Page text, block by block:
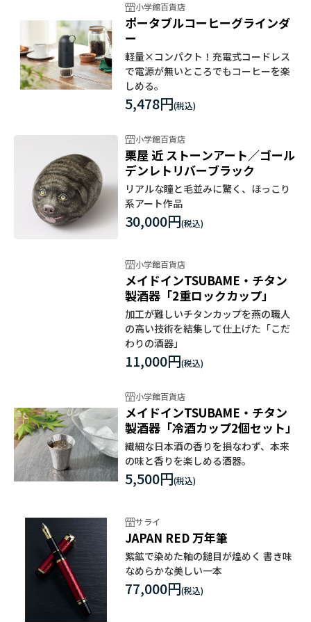
小学館百貨店
ポータブルコーヒーグラインダ
ー
軽量×コンパクト！充電式コードレス
で電源が無いところでもコーヒーを楽
しめる。
5,478円
小学館百貨店
栗屋 近 ストーンアート／ゴール
デンレトリバーブラック
リアルな瞳と毛並みに驚く、ほっこり
系アート作品
30,000円
小学館百貨店
メイドインTSUBAME・チタン
製酒器「2重ロックカップ」
加工が難しいチタンカップを燕の職人
の高い技術を結集して仕上げた「こだ
わりの酒器」
11,000円
小学館百貨店
メイドインTSUBAME・チタン
製酒器「冷酒カップ2個セット」
繊細な日本酒の香りを損なわず、本来
の味と香りを楽しめる酒器。
5,500円
サライ
JAPAN RED 万年筆
紫鉱で染めた軸の鎚目が煌めく 書き味
なめらかな美しい一本
77,000円